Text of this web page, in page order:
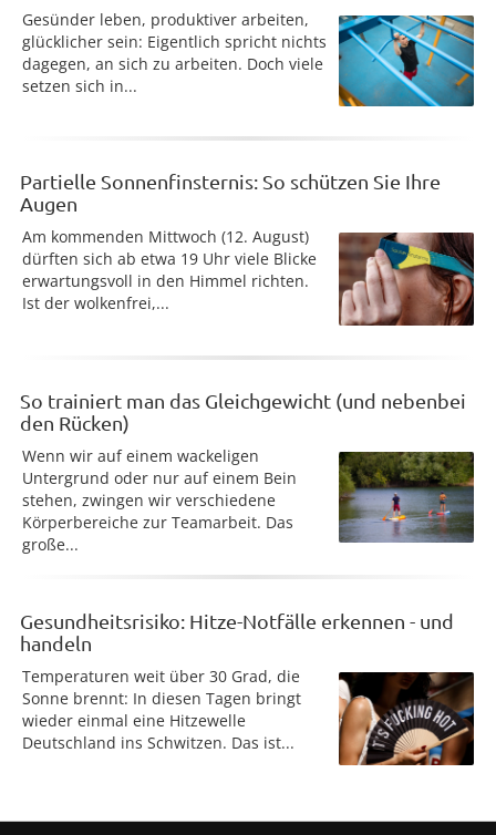
Gesünder leben, produktiver arbeiten,
glücklicher sein: Eigentlich spricht nichts
dagegen, an sich zu arbeiten. Doch viele
setzen sich in...
Partielle Sonnenfinsternis: So schützen Sie Ihre
Augen
Am kommenden Mittwoch (12. August)
dürften sich ab etwa 19 Uhr viele Blicke
erwartungsvoll in den Himmel richten.
Ist der wolkenfrei,...
So trainiert man das Gleichgewicht (und nebenbei
den Rücken)
Wenn wir auf einem wackeligen
Untergrund oder nur auf einem Bein
stehen, zwingen wir verschiedene
Körperbereiche zur Teamarbeit. Das
große...
Gesundheitsrisiko: Hitze-Notfälle erkennen - und
handeln
Temperaturen weit über 30 Grad, die
Sonne brennt: In diesen Tagen bringt
wieder einmal eine Hitzewelle
Deutschland ins Schwitzen. Das ist...